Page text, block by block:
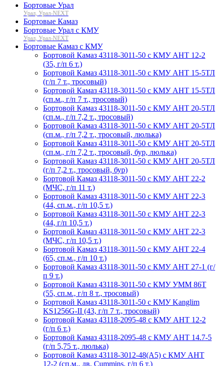
Бортовые Урал
Урал, Урал-NEXT
Бортовые Камаз
Бортовые Урал с КМУ
Урал, Урал-NEXT
Бортовые Камаз с КМУ
Бортовой Камаз 43118-3011-50 с КМУ АНТ 12-2
(35, г/п 6 т.)
Бортовой Камаз 43118-3011-50 с КМУ АНТ 15-5ТЛ
(г/п 7 т., тросовый)
Бортовой Камаз 43118-3011-50 с КМУ АНТ 15-5ТЛ
(сп.м., г/п 7 т., тросовый)
Бортовой Камаз 43118-3011-50 с КМУ АНТ 20-5ТЛ
(сп.м., г/п 7,2 т., тросовый)
Бортовой Камаз 43118-3011-50 с КМУ АНТ 20-5ТЛ
(сп.м., г/п 7,2 т., тросовый, люлька)
Бортовой Камаз 43118-3011-50 с КМУ АНТ 20-5ТЛ
(сп.м., г/п 7,2 т., тросовый, бур, люлька)
Бортовой Камаз 43118-3011-50 с КМУ АНТ 20-5ТЛ
(г/п 7,2 т., тросовый, бур)
Бортовой Камаз 43118-3011-50 с КМУ АНТ 22-2
(МЧС, г/п 11 т.)
Бортовой Камаз 43118-3011-50 с КМУ АНТ 22-3
(44, сп.м., г/п 10,5 т.)
Бортовой Камаз 43118-3011-50 с КМУ АНТ 22-3
(44, г/п 10,5 т.)
Бортовой Камаз 43118-3011-50 с КМУ АНТ 22-3
(МЧС, г/п 10,5 т.)
Бортовой Камаз 43118-3011-50 с КМУ АНТ 22-4
(65, сп.м., г/п 10 т.)
Бортовой Камаз 43118-3011-50 с КМУ АНТ 27-1 (г/
п 9 т.)
Бортовой Камаз 43118-3011-50 с КМУ УММ 86Т
(55, сп.м., г/п 8 т., тросовый)
Бортовой Камаз 43118-3011-50 с КМУ Kanglim
KS1256G-II (43, г/п 7 т., тросовый)
Бортовой Камаз 43118-2095-48 с КМУ АНТ 12-2
(г/п 6 т.)
Бортовой Камаз 43118-2095-48 с КМУ АНТ 14.7-5
(г/п 5,75 т., люлька)
Бортовой Камаз 43118-3012-48(А5) с КМУ АНТ
12-2 (сп.м., дв. Cummins, г/п 6 т.)